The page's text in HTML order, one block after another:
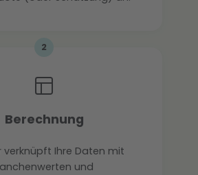
2
Berechnung
verknüpft Ihre Daten mit
und